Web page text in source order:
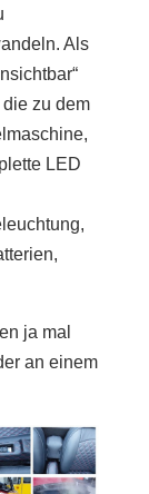
Als
zu dem
LED
ja mal
an einem